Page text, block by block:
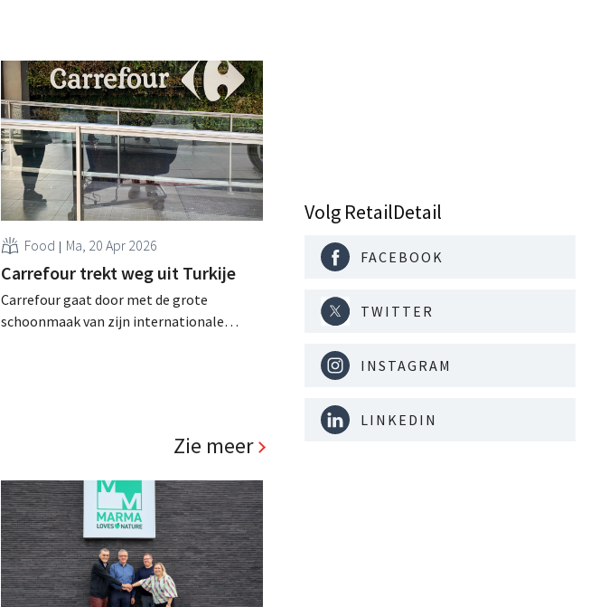
Food Ma, 20 Apr 2026
Carrefour trekt weg uit Turkije
Carrefour gaat door met de grote
schoonmaak van zijn internationale
Zie meer
Volg RetailDetail
FACEBOOK
TWITTER
INSTAGRAM
LINKEDIN